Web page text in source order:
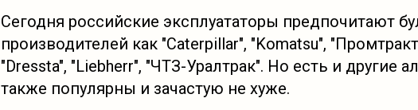
Сегодня российские эксплуататоры предпочитают
производителей как "Caterpillar", "Komatsu",
"Dressta", "Liebherr", "ЧТЗ-Уралтрак". Но есть и другие
также популярны и зачастую не хуже.